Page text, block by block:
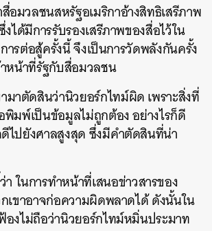
สื่อมวลชนสหรัฐอเมริกาอ้างสิทธิเสรีภาพ
ได้มีการรับรองเสรีภาพของสื่อไว้ใน
ารต่อสู้ครั้งนี้ จึงเป็นการวัดพลังกันครั้ง
หน้าที่รัฐกับสื่อมวลชน
มาตัดสินว่านิวยอร์กไทม์ผิด เพราะสิ่งที่
พิมพ์เป็นข้อมูลไม่ถูกต้อง อย่างไรก็ดี
ไปยังศาลสูงสุด ซึ่งมีคำตัดสินที่น่า
ในการทำหน้าที่เสนอข่าวสารของ
ขาอาจก่อความผิดพลาดได้ ดังนั้นใน
งไม่ถือว่านิวยอร์กไทม์หมิ่นประมาท